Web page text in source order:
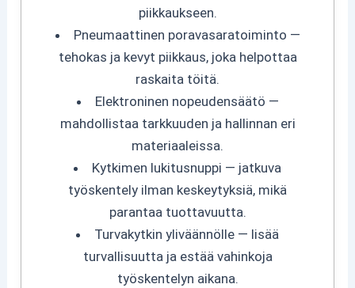
piikkaukseen.
Pneumaattinen poravasaratoiminto —
tehokas ja kevyt piikkaus, joka helpottaa
raskaita töitä.
Elektroninen nopeudensäätö —
mahdollistaa tarkkuuden ja hallinnan eri
materiaaleissa.
Kytkimen lukitusnuppi — jatkuva
työskentely ilman keskeytyksiä, mikä
parantaa tuottavuutta.
Turvakytkin yliväännölle — lisää
turvallisuutta ja estää vahinkoja
työskentelyn aikana.